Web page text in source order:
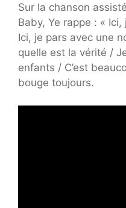
Sur la chanson
Baby, Ye rappe : «
Ici, je pars avec une
quelle est la vérité /
enfants / C’est
bouge toujours.